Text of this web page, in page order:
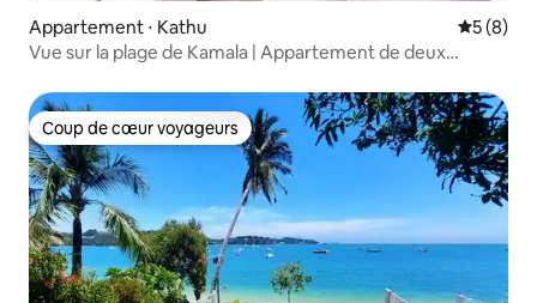
Appartement ⋅ Kathu
5 (8)
Vue sur la plage de Kamala | Appartement de deux
panoramique + piscine privée | Superbes couchers de
soleil | À 400 mètres à pied de la plage | A82
Coup de cœur voyageurs
Coup de cœur voyageurs